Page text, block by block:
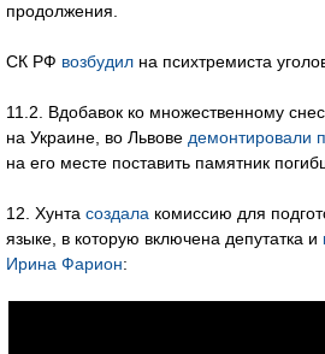
продолжения.
СК РФ возбудил на психтремиста
11.2. Вдобавок ко множественному
на Украине, во Львове демонтировали
на его месте поставить памятник
12. Хунта создала комиссию для
языке, в которую включена депутатка и
Ирина Фарион: